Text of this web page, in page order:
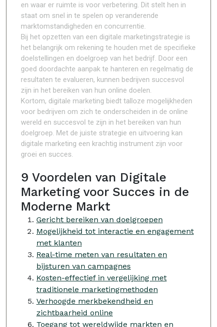
en waar er ruimte is voor verbetering. Dit stelt hen in
staat om snel in te spelen op veranderende
marktomstandigheden en concurrentie.
Bij het opzetten van een digitale marketingstrategie is
het belangrijk om rekening te houden met de specifieke
doelstellingen en doelgroep van het bedrijf. Door een
goed doordachte aanpak te hanteren en regelmatig de
resultaten te evalueren, kunnen bedrijven succesvol
zijn in het bereiken van hun online doelen.
Kortom, digitale marketing biedt talloze mogelijkheden
voor bedrijven om zich te onderscheiden in de online
wereld en succesvol te zijn in het bereiken van hun
doelgroep. Met de juiste strategie en uitvoering kan
digitale marketing een krachtig instrument zijn voor
groei en succes.
9 Voordelen van Digitale
Marketing voor Succes in de
Moderne Markt
Gericht bereiken van doelgroepen
Mogelijkheid tot interactie en engagement
met klanten
Real-time meten van resultaten en
bijsturen van campagnes
Kosten-effectief in vergelijking met
traditionele marketingmethoden
Verhoogde merkbekendheid en
zichtbaarheid online
Toegang tot wereldwijde markten en